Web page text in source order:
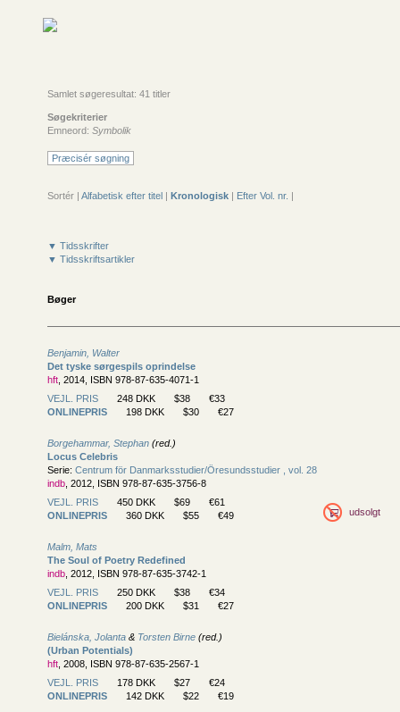
Samlet søgeresultat: 41 titler
Søgekriterier
Emneord: Symbolik
Præcisér søgning
Sortér | Alfabetisk efter titel | Kronologisk | Efter Vol. nr. |
▼ Tidsskrifter
▼ Tidsskriftsartikler
Bøger
Benjamin, Walter
Det tyske sørgespils oprindelse
hft , 2014, ISBN 978-87-635-4071-1
VEJL. PRIS
248 DKK $38
€33
ONLINEPRIS
198 DKK $30 €27
Borgehammar, Stephan (red.)
Locus Celebris
Serie: Centrum för Danmarksstudier/Öresundsstudier , vol. 28
indb , 2012, ISBN 978-87-635-3756-8
VEJL. PRIS
450 DKK $69
€61
ONLINEPRIS
360 DKK $55 €49 udsolgt
Malm, Mats
The Soul of Poetry Redefined
indb , 2012, ISBN 978-87-635-3742-1
VEJL. PRIS
250 DKK $38
€34
ONLINEPRIS
200 DKK $31 €27
Bielánska, Jolanta & Torsten Birne (red.)
(Urban Potentials)
hft , 2008, ISBN 978-87-635-2567-1
VEJL. PRIS
178 DKK $27
€24
ONLINEPRIS
142 DKK $22 €19